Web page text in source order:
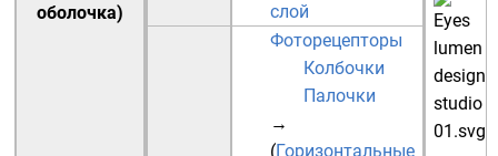
оболочка)
слой
Фоторецепторы
Колбочки
Палочки
→
(Горизонтальные